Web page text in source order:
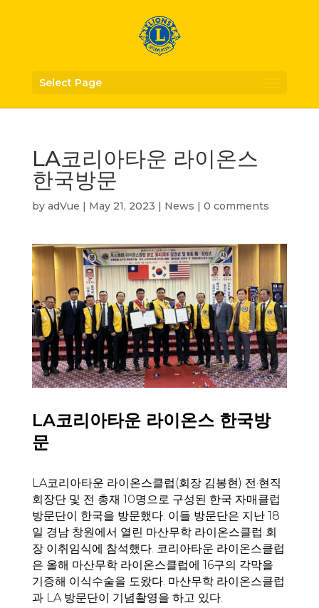
Select Page
LA코리아타운 라이온스
한국방문
by adVue | May 21, 2023 | News | 0 comments
LA코리아타운 라이온스 한국방
문
LA코리아타운 라이온스클럽(회장 김봉현) 전·현직
회장단 및 전 총재 10명으로 구성된 한국 자매클럽
방문단이 한국을 방문했다. 이들 방문단은 지난 18
일 경남 창원에서 열린 마산무학 라이온스클럽 회
장 이취임식에 참석했다. 코리아타운 라이온스클럽
은 올해 마산무학 라이온스클럽에 16구의 각막을
기증해 이식수술을 도왔다. 마산무학 라이온스클럽
과 LA 방문단이 기념촬영을 하고 있다.